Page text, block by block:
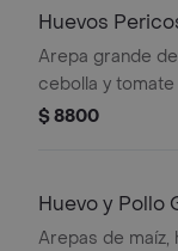
Huevos
Arepa grande
cebolla y
$ 8800
Huevo y Pollo
Arepas de maíz,